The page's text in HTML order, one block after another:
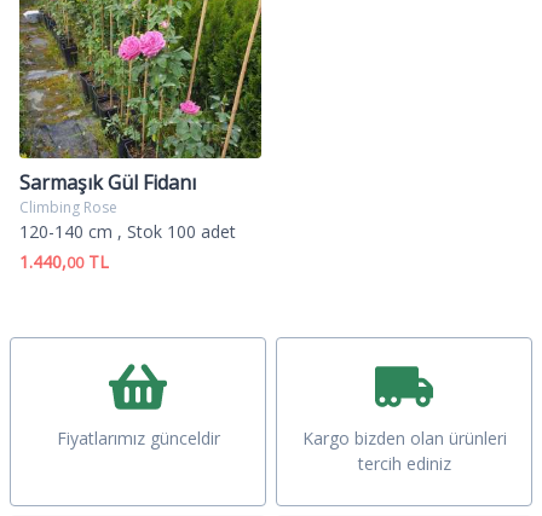
Sarmaşık Gül Fidanı
Climbing Rose
120-140 cm , Stok 100 adet
1.440,00TL
Fiyatlarımız günceldir
Kargo bizden olan ürünleri
tercih ediniz